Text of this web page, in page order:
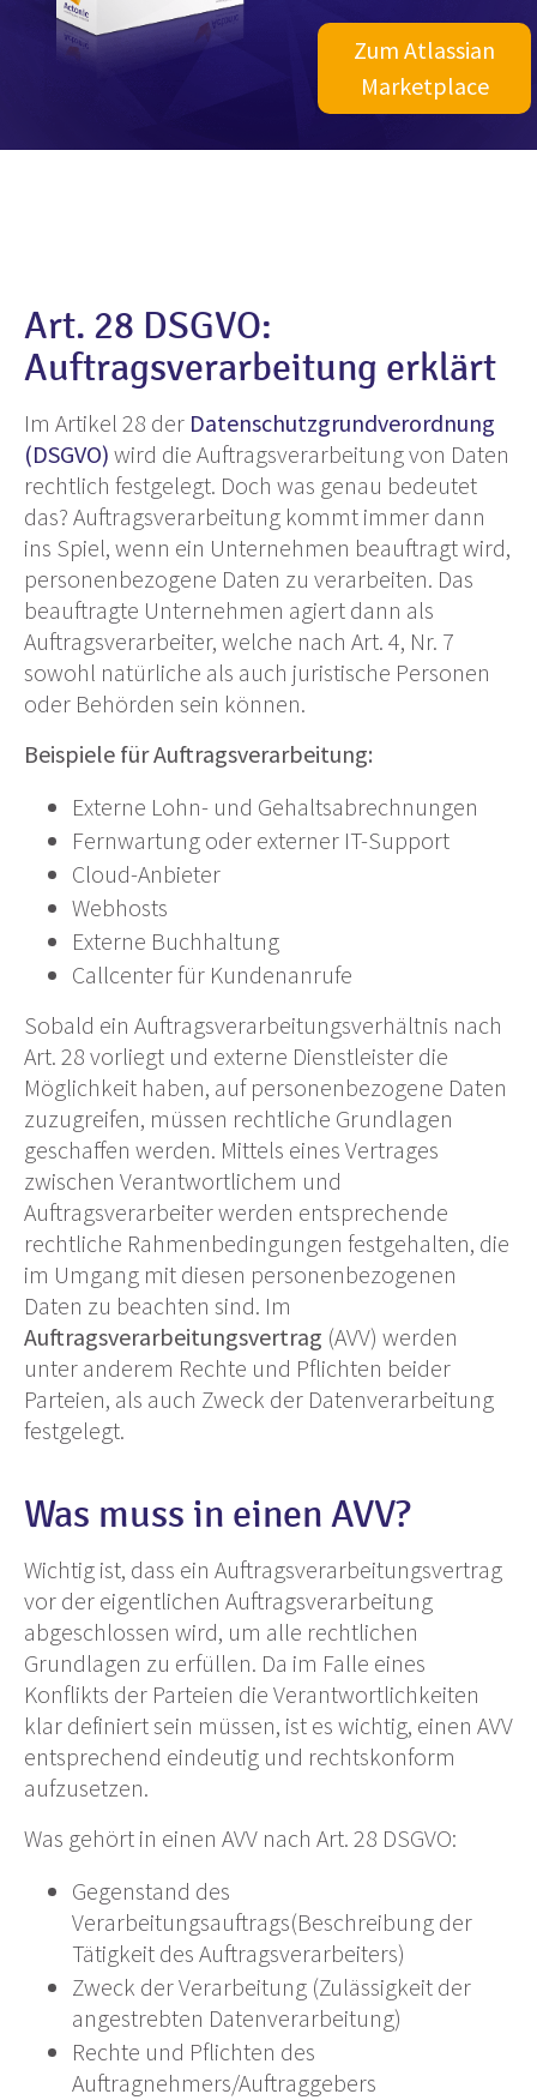
Zum Atlassian
Marketplace
Art. 28 DSGVO:
Auftragsverarbeitung erklärt
Im Artikel 28 der Datenschutzgrundverordnung
(DSGVO) wird die Auftragsverarbeitung von Daten
rechtlich festgelegt. Doch was genau bedeutet
das? Auftragsverarbeitung kommt immer dann
ins Spiel, wenn ein Unternehmen beauftragt wird,
personenbezogene Daten zu verarbeiten. Das
beauftragte Unternehmen agiert dann als
Auftragsverarbeiter, welche nach Art. 4, Nr. 7
sowohl natürliche als auch juristische Personen
oder Behörden sein können.
Beispiele für Auftragsverarbeitung:
Externe Lohn- und Gehaltsabrechnungen
Fernwartung oder externer IT-Support
Cloud-Anbieter
Webhosts
Externe Buchhaltung
Callcenter für Kundenanrufe
Sobald ein Auftragsverarbeitungsverhältnis nach
Art. 28 vorliegt und externe Dienstleister die
Möglichkeit haben, auf personenbezogene Daten
zuzugreifen, müssen rechtliche Grundlagen
geschaffen werden. Mittels eines Vertrages
zwischen Verantwortlichem und
Auftragsverarbeiter werden entsprechende
rechtliche Rahmenbedingungen festgehalten, die
im Umgang mit diesen personenbezogenen
Daten zu beachten sind. Im
Auftragsverarbeitungsvertrag (AVV) werden
unter anderem Rechte und Pflichten beider
Parteien, als auch Zweck der Datenverarbeitung
festgelegt.
Was muss in einen AVV?
Wichtig ist, dass ein Auftragsverarbeitungsvertrag
vor der eigentlichen Auftragsverarbeitung
abgeschlossen wird, um alle rechtlichen
Grundlagen zu erfüllen. Da im Falle eines
Konflikts der Parteien die Verantwortlichkeiten
klar definiert sein müssen, ist es wichtig, einen AVV
entsprechend eindeutig und rechtskonform
aufzusetzen.
Was gehört in einen AVV nach Art. 28 DSGVO:
Gegenstand des
Verarbeitungsauftrags(Beschreibung der
Tätigkeit des Auftragsverarbeiters)
Zweck der Verarbeitung (Zulässigkeit der
angestrebten Datenverarbeitung)
Rechte und Pflichten des
Auftragnehmers/Auftraggebers